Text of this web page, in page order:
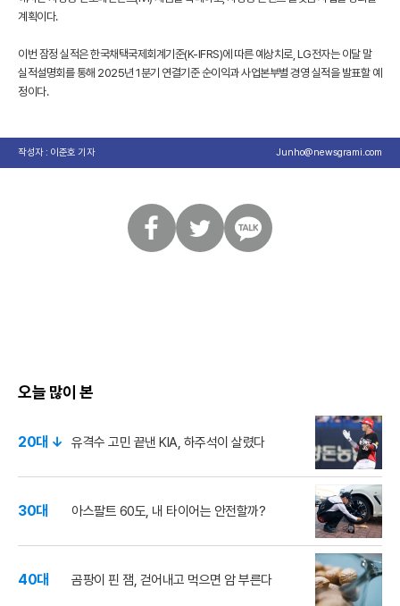
계획이다.
이번 잠정 실적은 한국채택국제회계기준(K-IFRS)에 따른 예상치로, LG전자는 이달 말
실적설명회를 통해 2025년 1분기 연결기준 순이익과 사업본부별 경영 실적을 발표할 예
정이다.
작성자 : 이준호 기자 Junho@newsgrami.com
오늘 많이 본
20대 ↓ 유격수 고민 끝낸 KIA, 하주석이 살렸다
30대 아스팔트 60도, 내 타이어는 안전할까?
40대 곰팡이 핀 잼, 걷어내고 먹으면 암 부른다